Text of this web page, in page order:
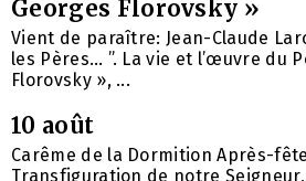
Georges Florovsky »
Vient de paraître: Jean-Claude
les Pères… ”. La vie et l’œuvre du
Florovsky », ...
10 août
Carême de la Dormition Après-
Transfiguration de notre